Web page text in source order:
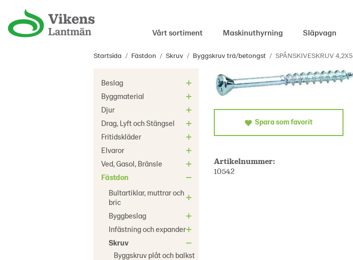
Vårt sortiment Maskinuthyrning Släpvagn
Startsida / Fästdon / Skruv / Byggskruv trä/betongst / SPÅNSKIVESKRUV 4,2X5
Beslag
Byggmaterial
Djur
Drag, Lyft och Stängsel
Fritidskläder
Elvaror
Ved, Gasol, Bränsle
Fästdon
Bultartiklar, muttrar och
bric
Byggbeslag
Infästning och expander
Skruv
Byggskruv plåt och balkst
Spara som favorit
Artikelnummer:
10542